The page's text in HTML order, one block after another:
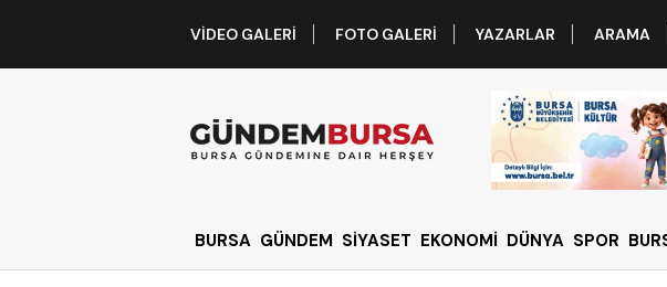
VIDEO GALERI FOTO GALERI YAZARLAR ARAMA
BURSA GÜNDEM SİYASET EKONOMİ DÜNYA SPOR